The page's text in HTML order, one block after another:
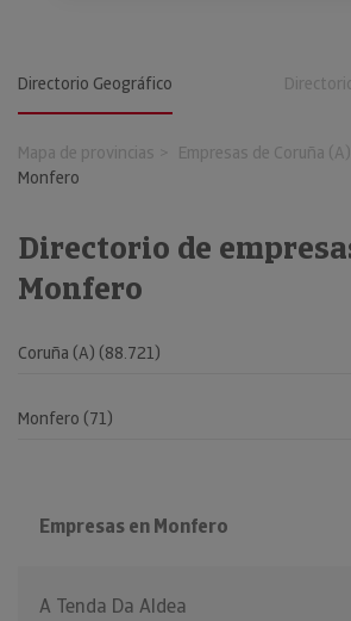
Directorio Geográfico
Mapa de provincias Empresas de Coruña (A)
Monfero
Directorio de
Monfero
Empresas en Monfero
A Tenda Da Aldea